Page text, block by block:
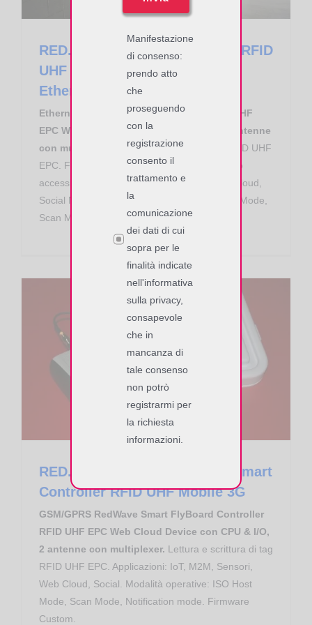
RED.SGU102-FLY-E Slim Gate RFID
UHF RedWave SmartFly Cloud
Ethernet
Ethernet RedWave Smart Slim Gate RFID UHF
EPC Web Cloud Device con CPU & I/O, 2 antenne
con multiplexer.
Lettura e scrittura di tag RFID UHF
EPC. Firmware Custom. Applicazioni: controllo
accessi, tracciabilità, eventi, retail, IoT, Web Cloud,
Social Network. Modalità operative: ISO Host Mode,
Scan Mode, Notification mode.
RED.MRU80.FLY-M RedWave Smart
Controller RFID UHF Mobile 3G
GSM/GPRS RedWave Smart FlyBoard Controller
RFID UHF EPC Web Cloud Device con CPU & I/O,
2 antenne con multiplexer. Lettura e scrittura di tag
RFID UHF EPC. Applicazioni: IoT, M2M, Sensori,
Web Cloud, Social. Modalità operative: ISO Host
Mode, Scan Mode, Notification mode. Firmware
Custom.
Manifestazione
di consenso:
prendo atto
che
proseguendo
con la
registrazione
consento il
trattamento e
la
comunicazione
dei dati di cui
sopra per le
finalità indicate
nell'informativa
sulla privacy,
consapevole
che in
mancanza di
tale consenso
non potrò
registrarmi per
la richiesta
informazioni.